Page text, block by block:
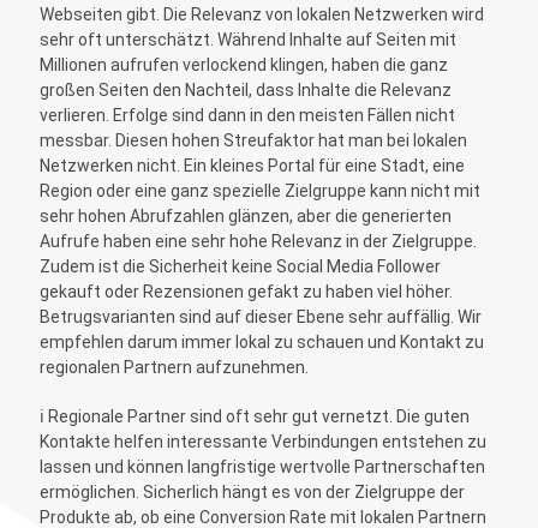
Webseiten gibt. Die Relevanz von lokalen Netzwerken wird
sehr oft unterschätzt. Während Inhalte auf Seiten mit
Millionen aufrufen verlockend klingen, haben die ganz
großen Seiten den Nachteil, dass Inhalte die Relevanz
verlieren. Erfolge sind dann in den meisten Fällen nicht
messbar. Diesen hohen Streufaktor hat man bei lokalen
Netzwerken nicht. Ein kleines Portal für eine Stadt, eine
Region oder eine ganz spezielle Zielgruppe kann nicht mit
sehr hohen Abrufzahlen glänzen, aber die generierten
Aufrufe haben eine sehr hohe Relevanz in der Zielgruppe.
Zudem ist die Sicherheit keine Social Media Follower
gekauft oder Rezensionen gefakt zu haben viel höher.
Betrugsvarianten sind auf dieser Ebene sehr auffällig. Wir
empfehlen darum immer lokal zu schauen und Kontakt zu
regionalen Partnern aufzunehmen.
ℹ️ Regionale Partner sind oft sehr gut vernetzt. Die guten
Kontakte helfen interessante Verbindungen entstehen zu
lassen und können langfristige wertvolle Partnerschaften
ermöglichen. Sicherlich hängt es von der Zielgruppe der
Produkte ab, ob eine Conversion Rate mit lokalen Partnern